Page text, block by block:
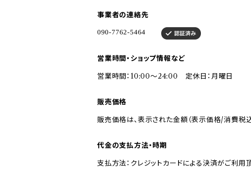
事業者の連絡先
営業時間・ショップ情報など
営業時間：10:00〜24:00 定休日：月曜日
販売価格
販売価格は、表示された金額（表示価格/消費税込
代金の支払方法・時期
支払方法：クレジットカードによる決済がご利用